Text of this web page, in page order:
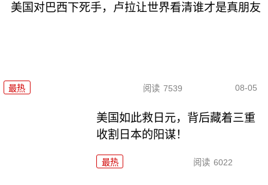
美国对巴西下死手，卢拉让世界看清谁才是真朋友
最热 阅读 7539 08-05
美国如此救日元，背后藏着三重
收割日本的阳谋！
最热 阅读 6022